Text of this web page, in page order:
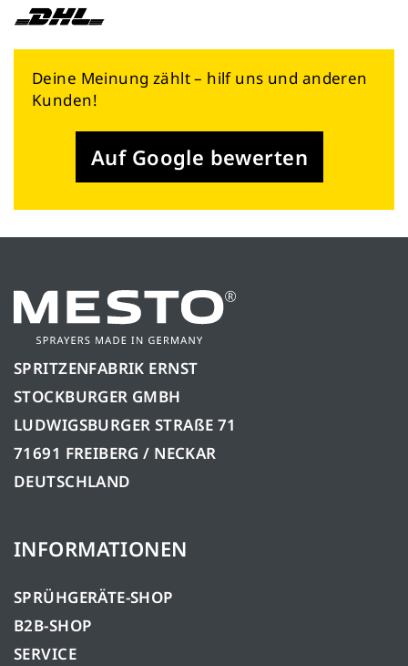
Deine Meinung zählt – hilf uns und anderen
Kunden!
Auf Google bewerten
SPRITZENFABRIK ERNST
STOCKBURGER GMBH
LUDWIGSBURGER STRAßE 71
71691 FREIBERG / NECKAR
DEUTSCHLAND
INFORMATIONEN
SPRÜHGERÄTE-SHOP
B2B-SHOP
SERVICE